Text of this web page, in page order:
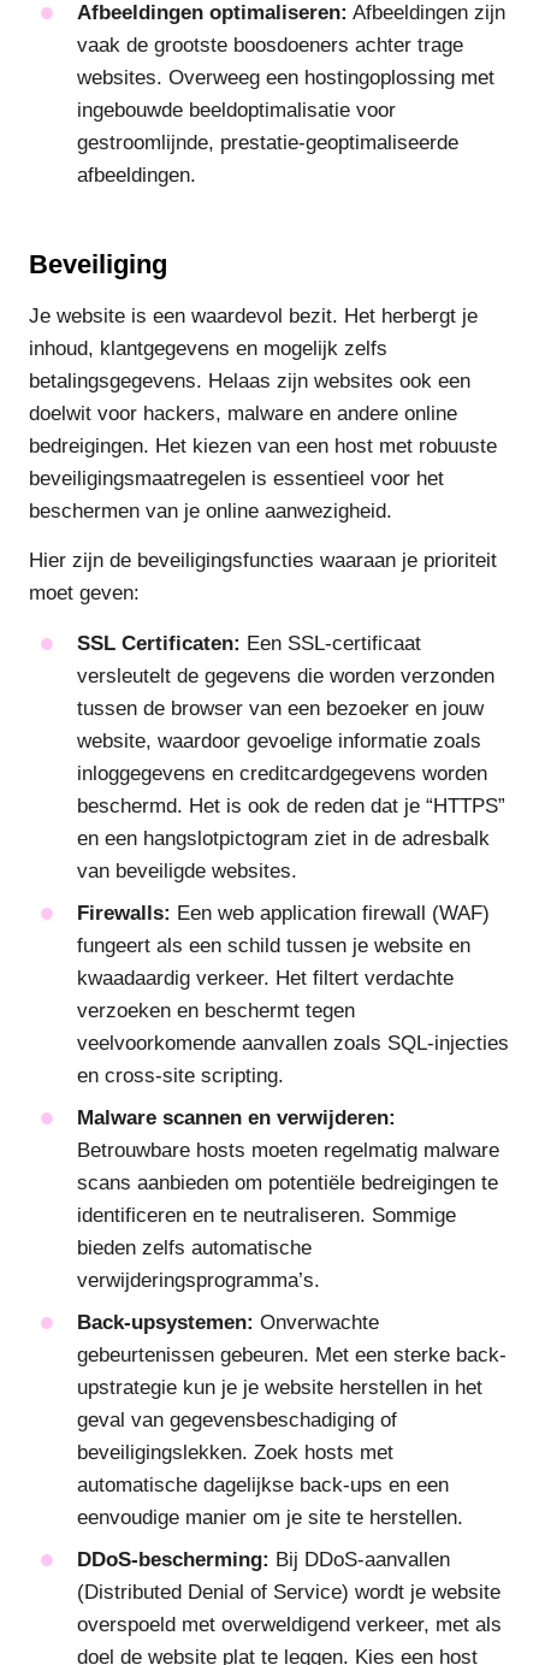
Afbeeldingen optimaliseren: Afbeeldingen zijn
vaak de grootste boosdoeners achter trage
websites. Overweeg een hostingoplossing met
ingebouwde beeldoptimalisatie voor
gestroomlijnde, prestatie-geoptimaliseerde
afbeeldingen.
Beveiliging
Je website is een waardevol bezit. Het herbergt je
inhoud, klantgegevens en mogelijk zelfs
betalingsgegevens. Helaas zijn websites ook een
doelwit voor hackers, malware en andere online
bedreigingen. Het kiezen van een host met robuuste
beveiligingsmaatregelen is essentieel voor het
beschermen van je online aanwezigheid.
Hier zijn de beveiligingsfuncties waaraan je prioriteit
moet geven:
SSL Certificaten: Een SSL-certificaat
versleutelt de gegevens die worden verzonden
tussen de browser van een bezoeker en jouw
website, waardoor gevoelige informatie zoals
inloggegevens en creditcardgegevens worden
beschermd. Het is ook de reden dat je “HTTPS”
en een hangslotpictogram ziet in de adresbalk
van beveiligde websites.
Firewalls: Een web application firewall (WAF)
fungeert als een schild tussen je website en
kwaadaardig verkeer. Het filtert verdachte
verzoeken en beschermt tegen
veelvoorkomende aanvallen zoals SQL-injecties
en cross-site scripting.
Malware scannen en verwijderen:
Betrouwbare hosts moeten regelmatig malware
scans aanbieden om potentiële bedreigingen te
identificeren en te neutraliseren. Sommige
bieden zelfs automatische
verwijderingsprogramma’s.
Back-upsystemen: Onverwachte
gebeurtenissen gebeuren. Met een sterke back-
upstrategie kun je je website herstellen in het
geval van gegevensbeschadiging of
beveiligingslekken. Zoek hosts met
automatische dagelijkse back-ups en een
eenvoudige manier om je site te herstellen.
DDoS-bescherming: Bij DDoS-aanvallen
(Distributed Denial of Service) wordt je website
overspoeld met overweldigend verkeer, met als
doel de website plat te leggen. Kies een host